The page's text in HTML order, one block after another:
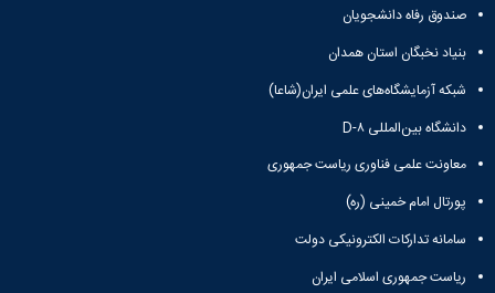
صندوق رفاه دانشجویان
بنیاد نخبگان استان همدان
شبکه آزمایشگاه‌های علمی ایران(شاعا)
دانشگاه بین‌المللی D-۸
معاونت علمی فناوری ریاست جمهوری
پورتال امام خمینی (ره)
سامانه تدارکات الکترونیکی دولت
ریاست جمهوری اسلامی ایران